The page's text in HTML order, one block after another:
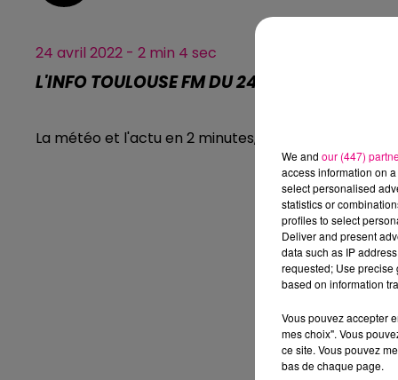
24 avril 2022 - 2 min 4 sec
L'INFO TOULOUSE FM DU 24.04.2022 À
La météo et l'actu en 2 minutes, l'info Toulouse FM.
We and our (447)
access information on
select personalised
statistics or
profiles to select
Deliver and present
data such as IP
requested; Use precise
based on information
Vous pouvez accepter
mes choix". Vous
ce site. Vous pouvez
bas de chaque page.